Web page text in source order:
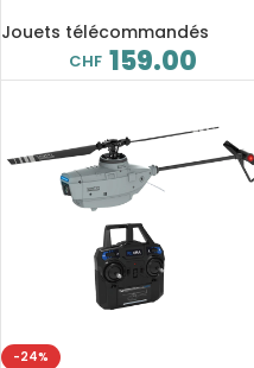
rechargeable, 1/16, 8.2km/h,
Collection
Jouets télécommandés
CHF 159.00
-24%